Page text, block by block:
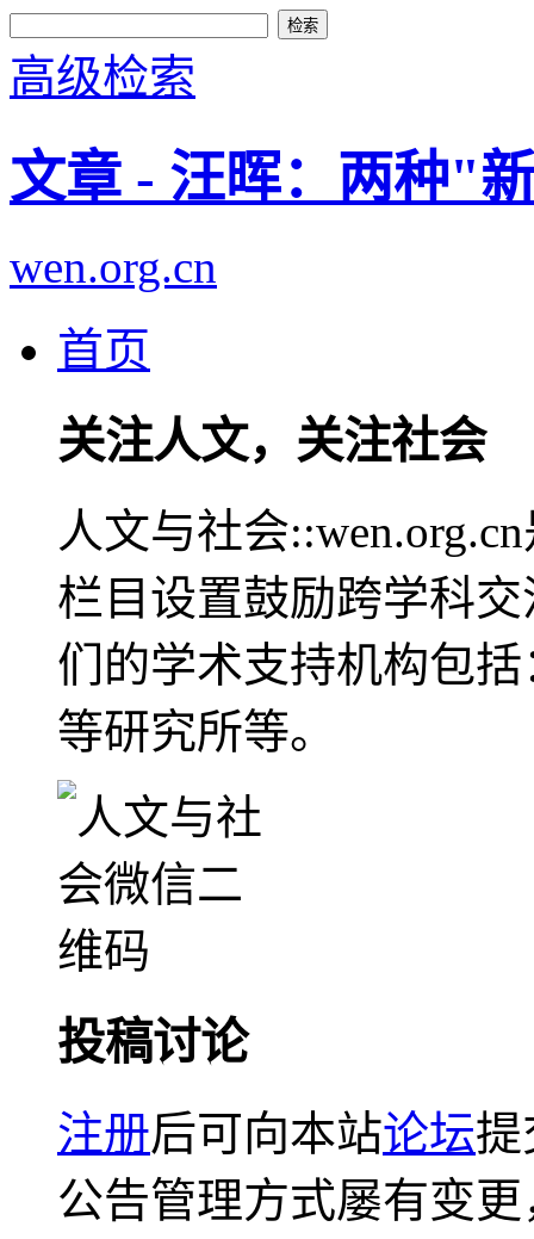
高级检索
文章 - 汪晖：两种"
wen.org.cn
首页
关注人文，关注社会
人文与社会
栏目设置鼓励跨学科
们的学术支持机构包
等研究所等。
投稿讨论
注册后可向本站论坛提
公告管理方式屡有变